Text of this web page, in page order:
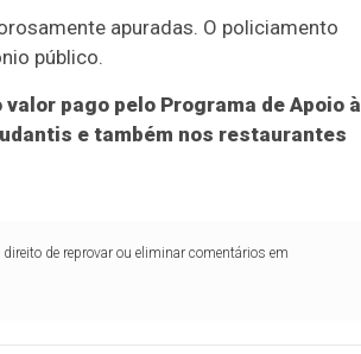
apuradas. O policiamento
público.
pago pelo Programa de Apoio à
e também nos restaurantes
de reprovar ou eliminar comentários em